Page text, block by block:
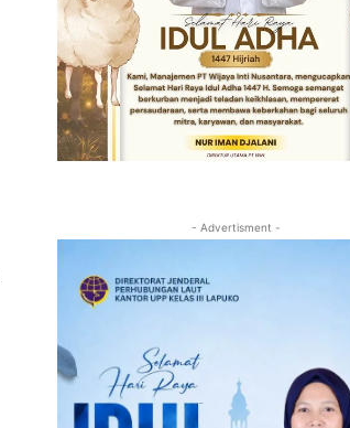
- Advertisment -